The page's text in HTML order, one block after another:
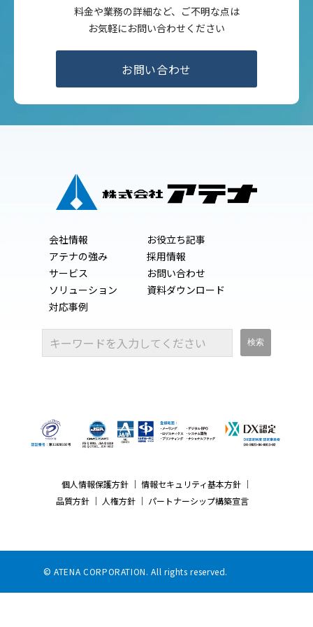
料金や業務の詳細など、ご不明な点は
お気軽にお問い合わせください
お問い合わせ
会社情報
お役立ち記事
アテナの強み
採用情報
サービス
お問い合わせ
ソリューション
資料ダウンロード
対応事例
個人情報保護方針 ｜ 情報セキュリティ基本方針 ｜
品質方針 ｜ 人権方針 ｜ パートナーシップ構築宣言
© ATENA CORPORATION. All rights reserved.